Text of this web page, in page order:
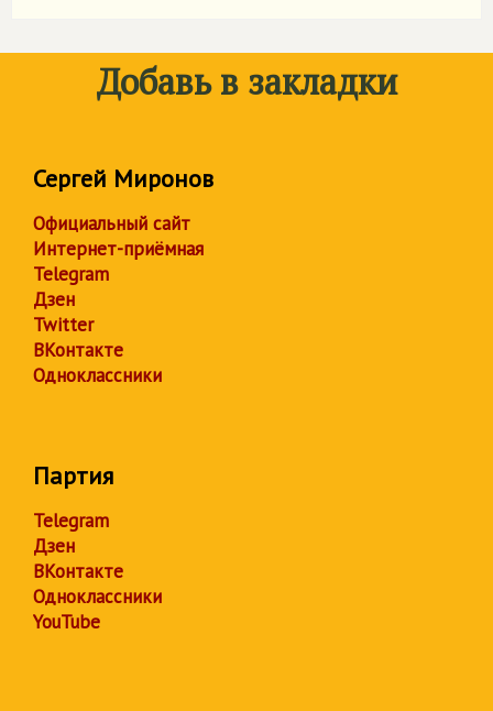
Добавь в закладки
Сергей Миронов
Официальный сайт
Интернет-приёмная
Telegram
Дзен
Twitter
ВКонтакте
Одноклассники
Партия
Telegram
Дзен
ВКонтакте
Одноклассники
YouTube